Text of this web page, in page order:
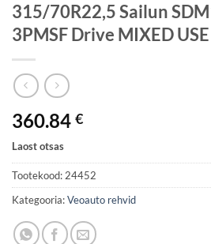
315/70R22,5 Sailun
3PMSF Drive MIXED USE
360.84 €
Laost otsas
Tootekood: 24452
Kategooria:Veoauto rehvid